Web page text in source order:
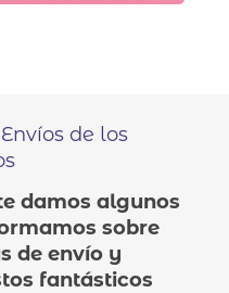
de los
damos algunos
sobre
de envío y
fantásticos